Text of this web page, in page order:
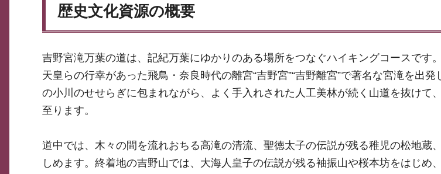
歴史文化資源の概要
吉野宮滝万葉の道は、記紀万葉にゆかりのある場所をつなぐハイキングコースです
天皇らの行幸があった飛鳥・奈良時代の離宮“吉野宮”“吉野離宮”で著名な宮滝を出
の小川のせせらぎに包まれながら、よく手入れされた人工美林が続く山道を抜けて
至ります。
道中では、木々の間を流れおちる高滝の清流、聖徳太子の伝説が残る稚児の松地蔵
しめます。終着地の吉野山では、大海人皇子の伝説が残る袖振山や桜本坊をはじめ